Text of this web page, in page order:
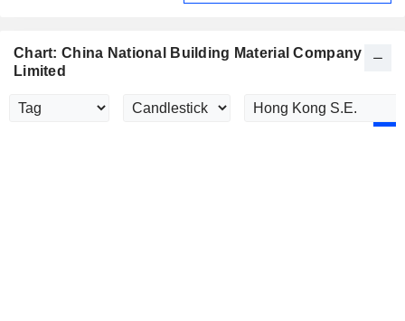
Chart: China National Building Material Company
Limited